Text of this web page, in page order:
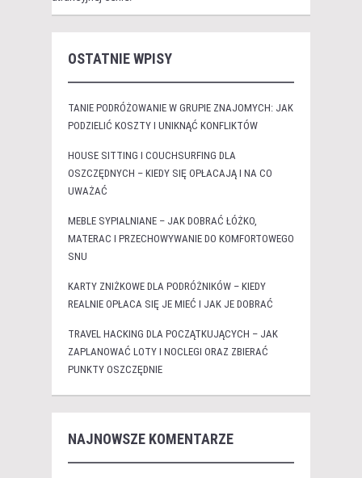
OSTATNIE WPISY
TANIE PODRÓŻOWANIE W GRUPIE ZNAJOMYCH: JAK
PODZIELIĆ KOSZTY I UNIKNĄĆ KONFLIKTÓW
HOUSE SITTING I COUCHSURFING DLA
OSZCZĘDNYCH – KIEDY SIĘ OPŁACAJĄ I NA CO
UWAŻAĆ
MEBLE SYPIALNIANE – JAK DOBRAĆ ŁÓŻKO,
MATERAC I PRZECHOWYWANIE DO KOMFORTOWEGO
SNU
KARTY ZNIŻKOWE DLA PODRÓŻNIKÓW – KIEDY
REALNIE OPŁACA SIĘ JE MIEĆ I JAK JE DOBRAĆ
TRAVEL HACKING DLA POCZĄTKUJĄCYCH – JAK
ZAPLANOWAĆ LOTY I NOCLEGI ORAZ ZBIERAĆ
PUNKTY OSZCZĘDNIE
NAJNOWSZE KOMENTARZE